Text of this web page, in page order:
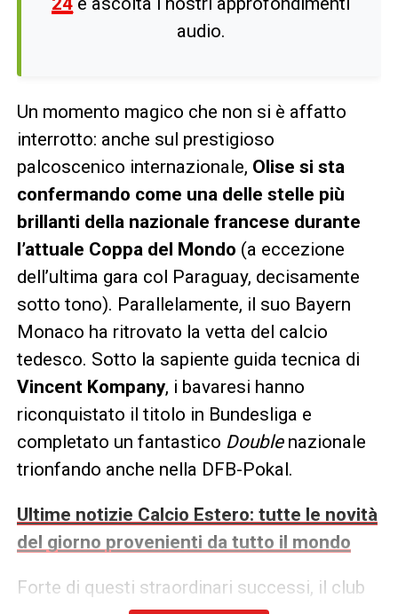
audio.
Un momento magico che non si è affatto
interrotto: anche sul prestigioso
palcoscenico internazionale, Olise si sta
confermando come una delle stelle più
brillanti della nazionale francese durante
l’attuale Coppa del Mondo (a eccezione
dell’ultima gara col Paraguay, decisamente
sotto tono). Parallelamente, il suo Bayern
Monaco ha ritrovato la vetta del calcio
tedesco. Sotto la sapiente guida tecnica di
Vincent Kompany, i bavaresi hanno
riconquistato il titolo in Bundesliga e
completato un fantastico Doublenazionale
trionfando anche nella DFB-Pokal.
Ultime notizie Calcio Estero: tutte le novità
del giorno provenienti da tutto il mondo
Forte di questi straordinari successi, il club